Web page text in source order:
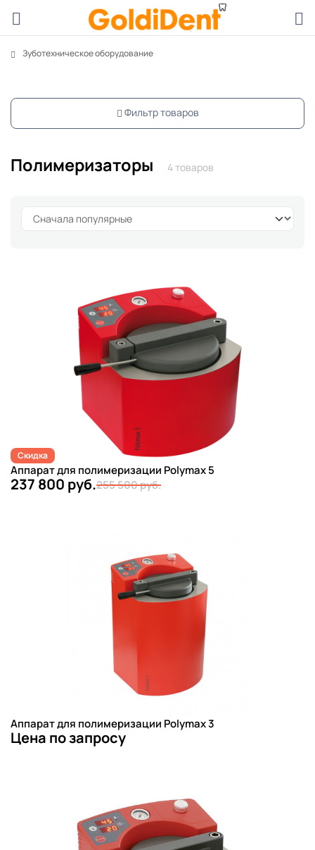
Зуботехническое оборудование
Фильтр товаров
Полимеризаторы 4 товаров
Скидка
Аппарат для полимеризации Polymax 5
237 800 руб.255 500 руб.
Аппарат для полимеризации Polymax 3
Цена по запросу